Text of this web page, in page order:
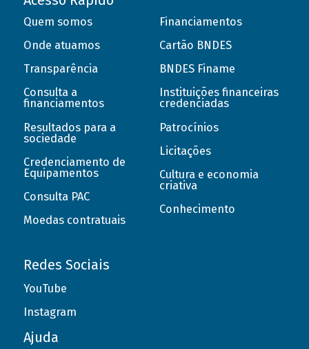
Quem somos
Onde atuamos
Transparência
Consulta a
financiamentos
Resultados para a
sociedade
Credenciamento de
Equipamentos
Consulta PAC
Moedas contratuais
Financiamentos
Cartão BNDES
BNDES Finame
Instituições financeiras
credenciadas
Patrocínios
Licitações
Cultura e economia
criativa
Conhecimento
Redes Sociais
YouTube
Instagram
Ajuda